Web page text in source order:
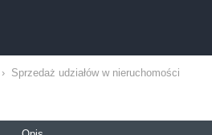
› Sprzedaż udziałów w nieruchomości